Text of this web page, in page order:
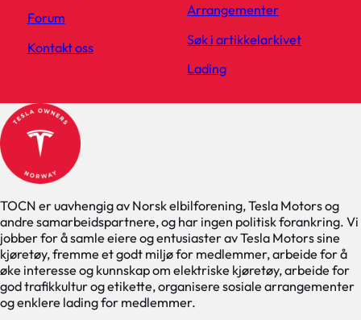
TOCN er uavhengig av Norsk elbilforening, Tesla Motors og
andre samarbeidspartnere, og har ingen politisk forankring. Vi
jobber for å samle eiere og entusiaster av Tesla Motors sine
kjøretøy, fremme et godt miljø for medlemmer, arbeide for å
øke interesse og kunnskap om elektriske kjøretøy, arbeide for
god trafikkultur og etikette, organisere sosiale arrangementer
og enklere lading for medlemmer.
Forum
Kontakt oss
Arrangementer
Søk i artikkelarkivet
Lading